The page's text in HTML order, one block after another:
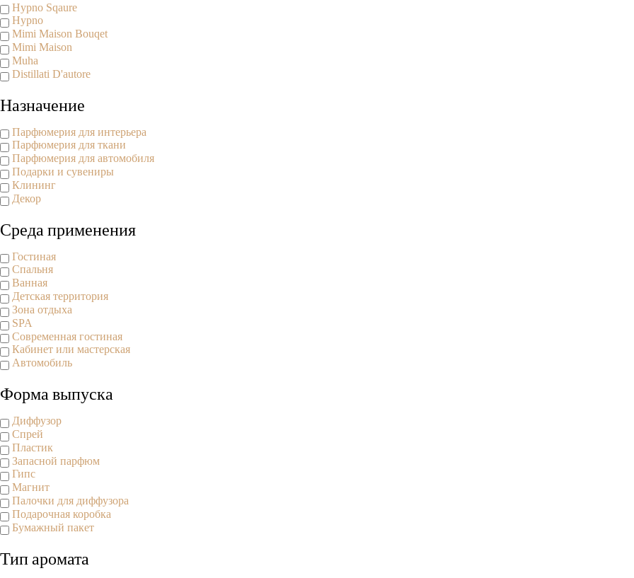
Hypno Sqaure
Hypno
Mimi Maison Bouqet
Mimi Maison
Muha
Distillati D'autore
Назначение
Парфюмерия для интерьера
Парфюмерия для ткани
Парфюмерия для автомобиля
Подарки и сувениры
Клининг
Декор
Среда применения
Гостиная
Спальня
Ванная
Детская территория
Зона отдыха
SPA
Современная гостиная
Кабинет или мастерская
Автомобиль
Форма выпуска
Диффузор
Спрей
Пластик
Запасной парфюм
Гипс
Магнит
Палочки для диффузора
Подарочная коробка
Бумажный пакет
Тип аромата